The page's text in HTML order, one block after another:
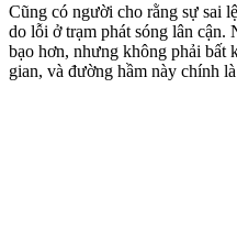
Cũng có người cho rằng sự sai
do lỗi ở trạm phát sóng lân cận.
bạo hơn, nhưng không phải bất
gian, và đường hầm này chính